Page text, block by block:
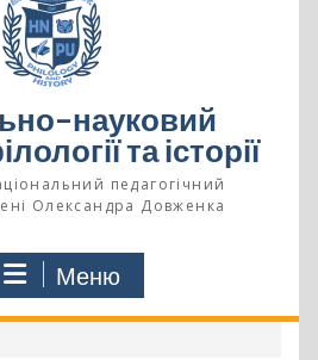
науковий
та історії
педагогічний
Олександра Довженка
Меню